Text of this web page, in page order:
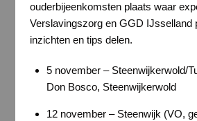
ouderbijeenkomsten plaats waar
Verslavingszorg en GGD IJsselland
inzichten en tips delen.
5 november – Steenwijkerwold/
Don Bosco, Steenwijkerwold
12 november – Steenwijk (VO,